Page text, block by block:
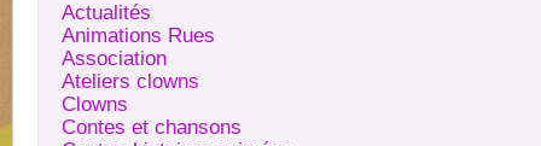
Actualités
Animations Rues
Association
Ateliers clowns
Clowns
Contes et chansons